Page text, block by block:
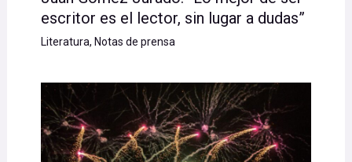
escritor es el lector, sin lugar a dudas”
Literatura, Notas de prensa